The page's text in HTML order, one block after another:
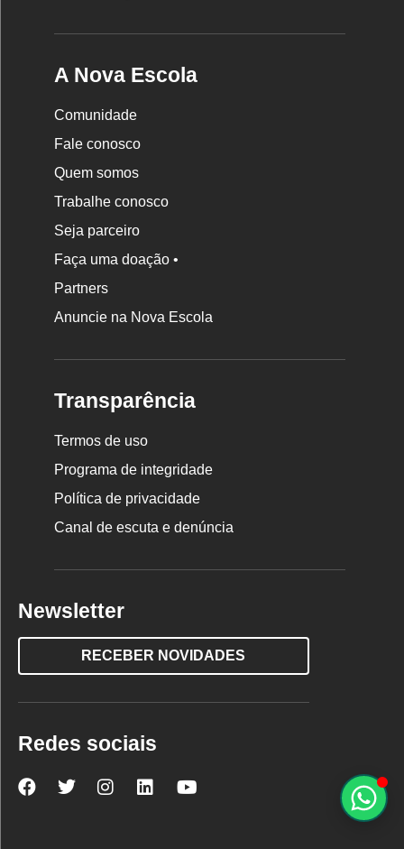
A Nova Escola
Comunidade
Fale conosco
Quem somos
Trabalhe conosco
Seja parceiro
Faça uma doação •
Partners
Anuncie na Nova Escola
Transparência
Termos de uso
Programa de integridade
Política de privacidade
Canal de escuta e denúncia
Newsletter
RECEBER NOVIDADES
Redes sociais
NovaNova Nova Nova